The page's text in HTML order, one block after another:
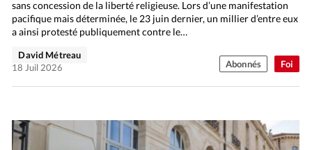
Foi
sans concession de la liberté religieuse. Lors d’une manifestation
pacifique mais déterminée, le 23 juin dernier, un millier d’entre eux
a ainsi protesté publiquement contre le…
David Métreau
18 Juil 2026
Abonnés